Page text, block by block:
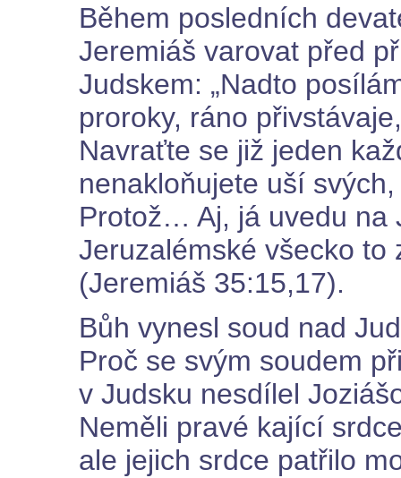
Během posledních
Jeremiáš varovat před
Judskem: „Nadto
proroky, ráno
Navraťte se již jeden
nenakloňujete uší
Protož… Aj, já uvedu na
Jeruzalémské všecko to
(Jeremiáš 35:15,17).
Bůh vynesl soud nad
Proč se svým soudem
v Judsku nesdílel
Neměli pravé kající
ale jejich srdce patřilo